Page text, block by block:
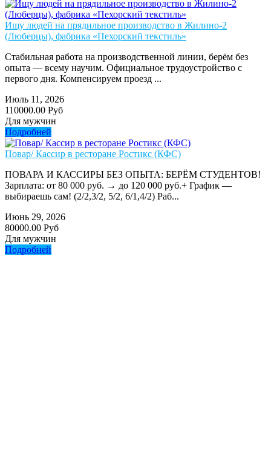
Ищу людей на прядильное производство в Жилино-2
(Люберцы), фабрика «Пехорский текстиль»
Стабильная работа на производственной линии, берём без
опыта — всему научим. Официальное трудоустройство с
первого дня. Компенсируем проезд ...
Июль 11, 2026
110000.00 Руб
Для мужчин
Подробней
Повар/ Кассир в ресторане Ростикс (КФС)
ПОВАРА И КАССИРЫ БЕЗ ОПЫТА: БЕРЁМ СТУДЕНТОВ!
Зарплата: от 80 000 руб. → до 120 000 руб.+ График —
выбираешь сам! (2/2,3/2, 5/2, 6/1,4/2) Раб...
Июнь 29, 2026
80000.00 Руб
Для мужчин
Подробней